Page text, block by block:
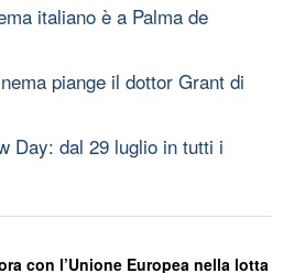
italiano è a Palma de
piange il dottor Grant di
Day: dal 29 luglio in tutti i
con l’Unione Europea nella lotta